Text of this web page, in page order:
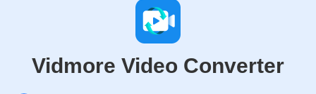
Vidmore Video Converter